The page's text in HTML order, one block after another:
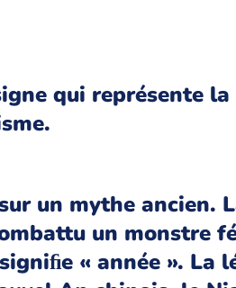
qui représente
un mythe ancien.
un monstre
« année ». La